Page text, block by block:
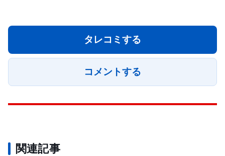
タレコミする
コメントする
関連記事